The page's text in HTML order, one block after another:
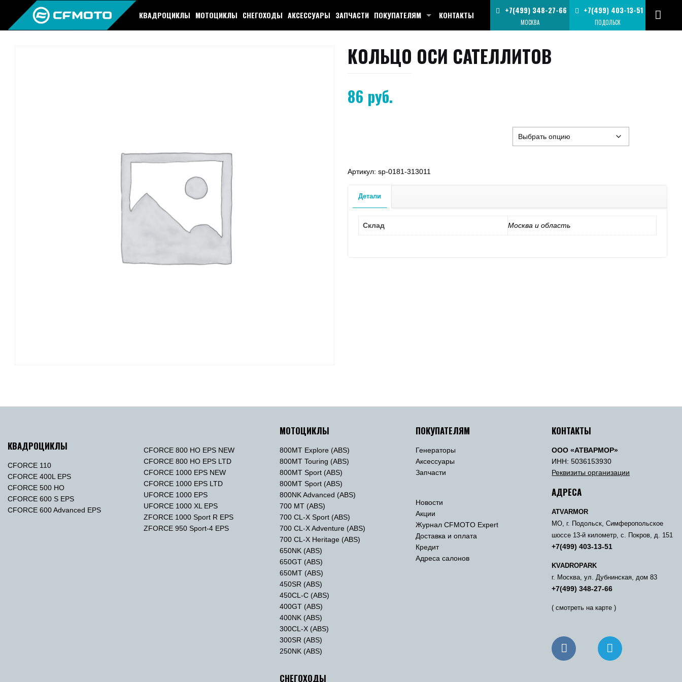
КВАДРОЦИКЛЫ МОТОЦИКЛЫ СНЕГОХОДЫ АКСЕССУАРЫ ЗАПЧАСТИ ПОКУПАТЕЛЯМ КОНТАКТЫ +7(499) 403-13-51
ПОДОЛЬСК
+7(499) 348-27-66
МОСКВА
КОЛЬЦО ОСИ САТЕЛЛИТОВ
86 руб.
Артикул:sp-0181-313011
Детали
Склад Москва и область
КВАДРОЦИКЛЫ
CFORCE 110
CFORCE 400L EPS
CFORCE 500 HO
CFORCE 600 S EPS
CFORCE 600 Advanced EPS
CFORCE 800 HO EPS NEW
CFORCE 800 HO EPS LTD
CFORCE 1000 EPS NEW
CFORCE 1000 EPS LTD
UFORCE 1000 EPS
UFORCE 1000 XL EPS
ZFORCE 1000 Sport R EPS
ZFORCE 950 Sport-4 EPS
МОТОЦИКЛЫ
800MT Explore (ABS)
800MT Touring (ABS)
800MT Sport (ABS)
800MT Sport (ABS)
800NK Advanced (ABS)
700 MT (ABS)
700 CL-X Sport (ABS)
700 CL-X Adventure (ABS)
700 CL-X Heritage (ABS)
650NK (ABS)
650GT (ABS)
650MT (ABS)
450SR (ABS)
450CL-C (ABS)
400GT (ABS)
400NK (ABS)
300CL-X (ABS)
300SR (ABS)
250NK (ABS)
СНЕГОХОДЫ
ПОКУПАТЕЛЯМ
Генераторы
Аксессуары
Запчасти
Новости
Акции
Журнал CFMOTO Expert
Доставка и оплата
Кредит
Адреса салонов
КОНТАКТЫ
ООО «АТВАРМОР»
ИНН: 5036153930
Реквизиты организации
АДРЕСА
ATVARMOR
МО, г. Подольск, Симферопольское
шоссе 13-й километр, с. Покров, д. 151
+7(499) 403-13-51
KVADROPARK
г. Москва, ул. Дубнинская, дом 83
+7(499) 348-27-66
( смотреть на карте )